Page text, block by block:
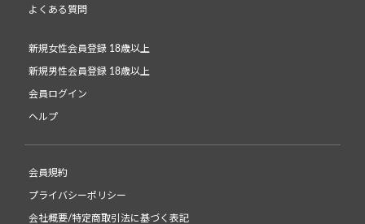
よくある質問
新規女性会員登録 18歳以上
新規男性会員登録 18歳以上
会員ログイン
ヘルプ
会員規約
プライバシーポリシー
会社概要/特定商取引法に基づく表記